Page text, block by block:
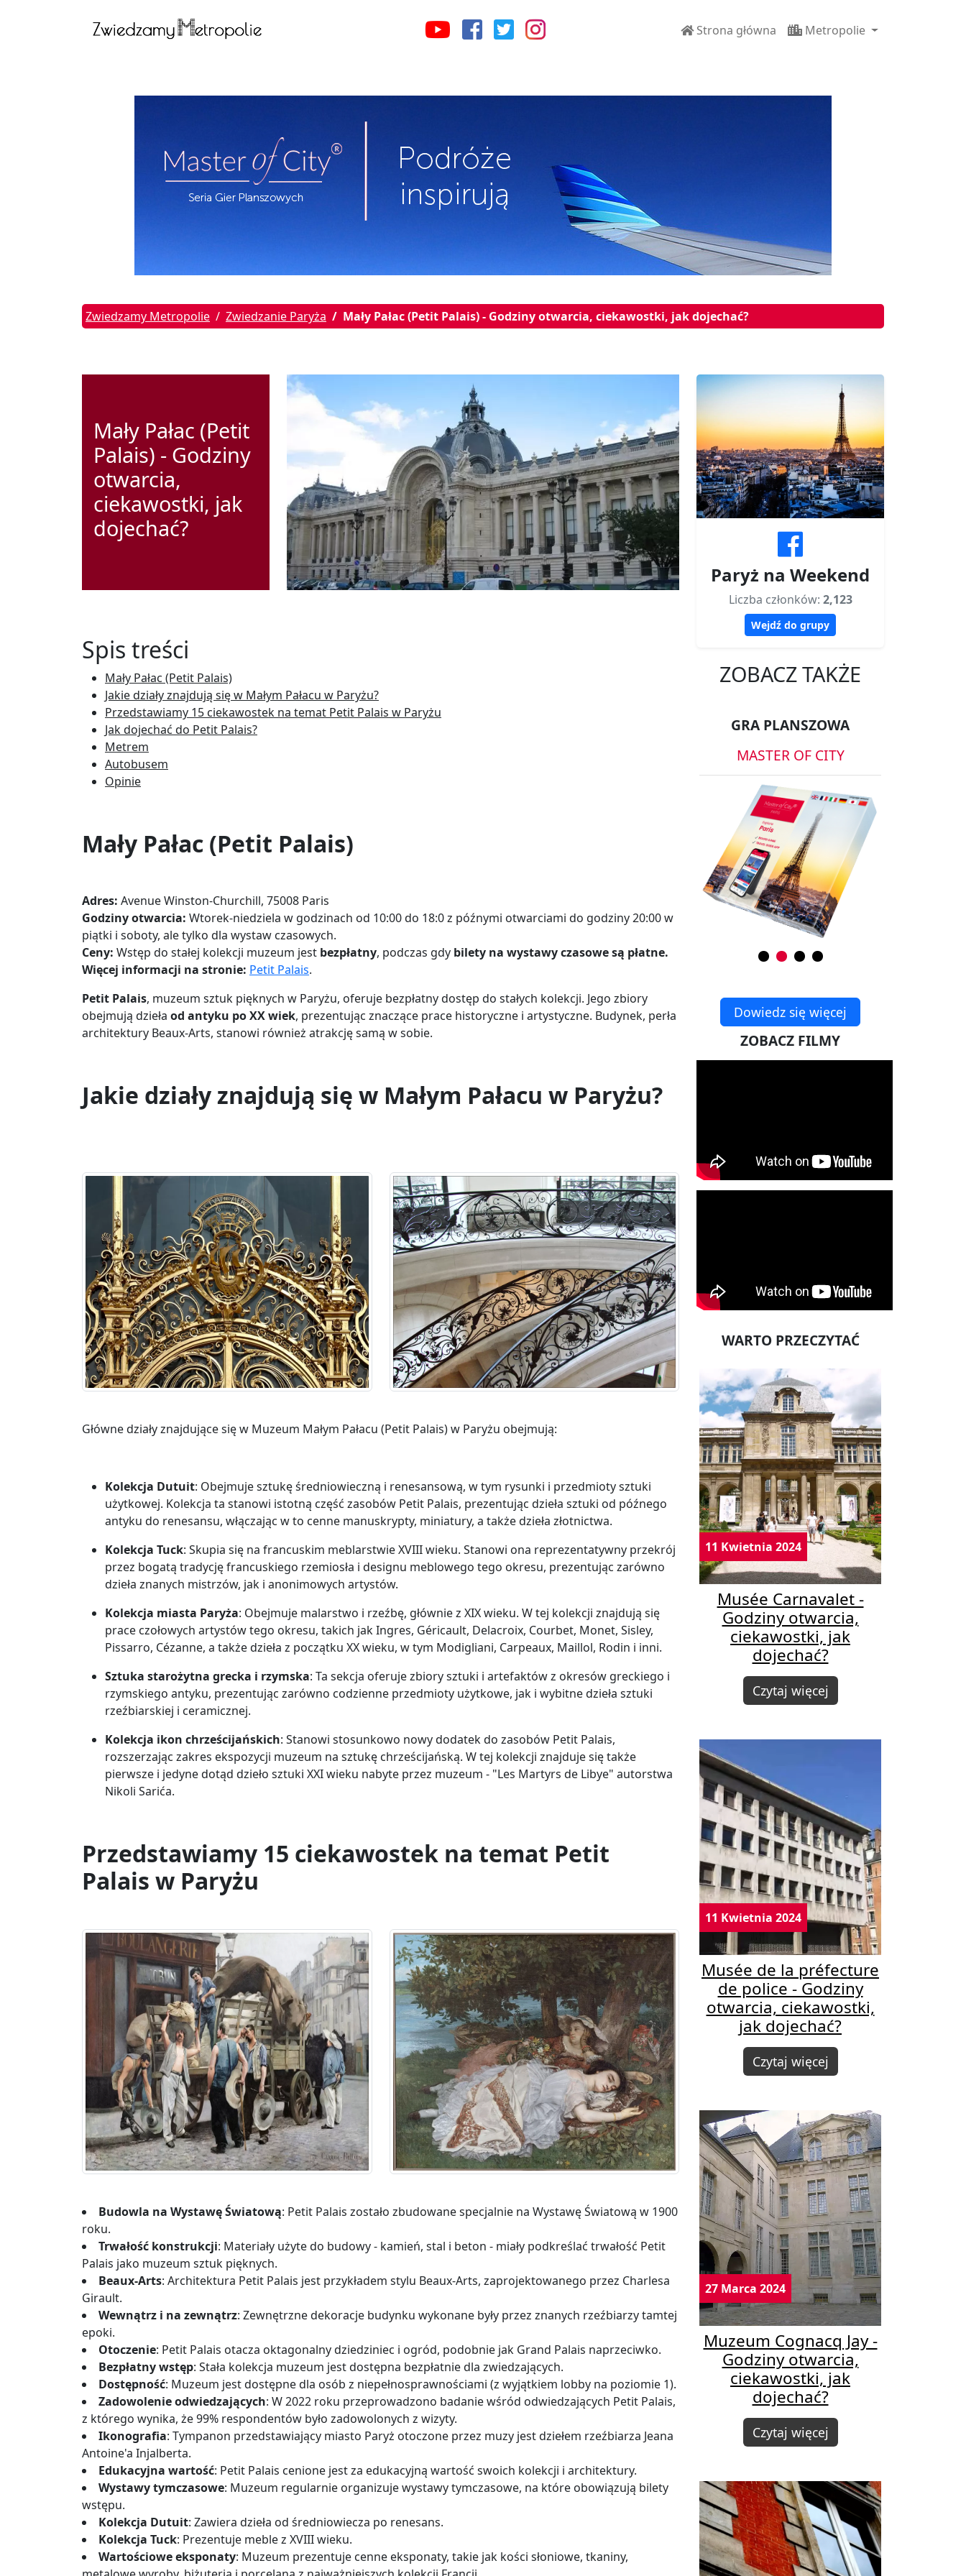
Strona główna Metropolie
Zwiedzamy Metropolie Zwiedzanie Paryża Mały Pałac (Petit Palais) - Godziny otwarcia, ciekawostki, jak dojechać?
Mały Pałac (Petit
Palais) - Godziny
otwarcia,
ciekawostki, jak
dojechać?
Spis treści
Mały Pałac (Petit Palais)
Jakie działy znajdują się w Małym Pałacu w Paryżu?
Przedstawiamy 15 ciekawostek na temat Petit Palais w Paryżu
Jak dojechać do Petit Palais?
Metrem
Autobusem
Opinie
Mały Pałac (Petit Palais)
Adres: Avenue Winston-Churchill, 75008 Paris
Godziny otwarcia: Wtorek-niedziela w godzinach od 10:00 do 18:0 z późnymi otwarciami do godziny 20:00 w
piątki i soboty, ale tylko dla wystaw czasowych.
Ceny: Wstęp do stałej kolekcji muzeum jest bezpłatny, podczas gdy bilety na wystawy czasowe są płatne.
Więcej informacji na stronie: Petit Palais.
Petit Palais, muzeum sztuk pięknych w Paryżu, oferuje bezpłatny dostęp do stałych kolekcji. Jego zbiory
obejmują dzieła od antyku po XX wiek, prezentując znaczące prace historyczne i artystyczne. Budynek, perła
architektury Beaux-Arts, stanowi również atrakcję samą w sobie.
Jakie działy znajdują się w Małym Pałacu w Paryżu?
Główne działy znajdujące się w Muzeum Małym Pałacu (Petit Palais) w Paryżu obejmują:
Kolekcja Dutuit: Obejmuje sztukę średniowieczną i renesansową, w tym rysunki i przedmioty sztuki
użytkowej. Kolekcja ta stanowi istotną część zasobów Petit Palais, prezentując dzieła sztuki od późnego
antyku do renesansu, włączając w to cenne manuskrypty, miniatury, a także dzieła złotnictwa​​.
Kolekcja Tuck: Skupia się na francuskim meblarstwie XVIII wieku. Stanowi ona reprezentatywny przekrój
przez bogatą tradycję francuskiego rzemiosła i designu meblowego tego okresu, prezentując zarówno
dzieła znanych mistrzów, jak i anonimowych artystów.
Kolekcja miasta Paryża: Obejmuje malarstwo i rzeźbę, głównie z XIX wieku. W tej kolekcji znajdują się
prace czołowych artystów tego okresu, takich jak Ingres, Géricault, Delacroix, Courbet, Monet, Sisley,
Pissarro, Cézanne, a także dzieła z początku XX wieku, w tym Modigliani, Carpeaux, Maillol, Rodin i inni​​.
Sztuka starożytna grecka i rzymska: Ta sekcja oferuje zbiory sztuki i artefaktów z okresów greckiego i
rzymskiego antyku, prezentując zarówno codzienne przedmioty użytkowe, jak i wybitne dzieła sztuki
rzeźbiarskiej i ceramicznej​.
Kolekcja ikon chrześcijańskich: Stanowi stosunkowo nowy dodatek do zasobów Petit Palais,
rozszerzając zakres ekspozycji muzeum na sztukę chrześcijańską. W tej kolekcji znajduje się także
pierwsze i jedyne dotąd dzieło sztuki XXI wieku nabyte przez muzeum - "Les Martyrs de Libye" autorstwa
Nikoli Sarića​.
Przedstawiamy 15 ciekawostek na temat Petit
Palais w Paryżu
Budowla na Wystawę Światową: Petit Palais zostało zbudowane specjalnie na Wystawę Światową w 1900
roku.
Trwałość konstrukcji: Materiały użyte do budowy - kamień, stal i beton - miały podkreślać trwałość Petit
Palais jako muzeum sztuk pięknych​​.
Beaux-Arts: Architektura Petit Palais jest przykładem stylu Beaux-Arts, zaprojektowanego przez Charlesa
Girault​.
Wewnątrz i na zewnątrz: Zewnętrzne dekoracje budynku wykonane były przez znanych rzeźbiarzy tamtej
epoki​.
Otoczenie: Petit Palais otacza oktagonalny dziedziniec i ogród, podobnie jak Grand Palais naprzeciwko.
Bezpłatny wstęp: Stała kolekcja muzeum jest dostępna bezpłatnie dla zwiedzających.
Dostępność: Muzeum jest dostępne dla osób z niepełnosprawnościami (z wyjątkiem lobby na poziomie 1)​​.
Zadowolenie odwiedzających: W 2022 roku przeprowadzono badanie wśród odwiedzających Petit Palais,
z którego wynika, że 99% respondentów było zadowolonych z wizyty​.
Ikonografia: Tympanon przedstawiający miasto Paryż otoczone przez muzy jest dziełem rzeźbiarza Jeana
Antoine'a Injalberta.
Edukacyjna wartość: Petit Palais cenione jest za edukacyjną wartość swoich kolekcji i architektury​.
Wystawy tymczasowe: Muzeum regularnie organizuje wystawy tymczasowe, na które obowiązują bilety
wstępu​​.
Kolekcja Dutuit: Zawiera dzieła od średniowiecza po renesans​​.
Kolekcja Tuck: Prezentuje meble z XVIII wieku​.
Wartościowe eksponaty: Muzeum prezentuje cenne eksponaty, takie jak kości słoniowe, tkaniny,
Paryż na Weekend
Liczba członków: 2,123
Wejdź do grupy
ZOBACZ TAKŻE
GRA PLANSZOWA
MASTER OF CITY
Dowiedz się więcej
ZOBACZ FILMY
WARTO PRZECZYTAĆ
11 Kwietnia 2024
Musée Carnavalet -
Godziny otwarcia,
ciekawostki, jak
dojechać?
Czytaj więcej
11 Kwietnia 2024
Musée de la préfecture
de police - Godziny
otwarcia, ciekawostki,
jak dojechać?
Czytaj więcej
27 Marca 2024
Muzeum Cognacq Jay -
Godziny otwarcia,
ciekawostki, jak
dojechać?
Czytaj więcej